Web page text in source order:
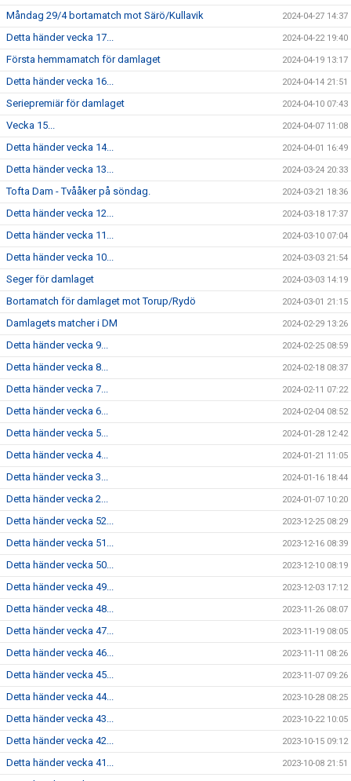
Måndag 29/4 bortamatch mot Särö/Kullavik 2024-04-27 14:37
Detta händer vecka 17... 2024-04-22 19:40
Första hemmamatch för damlaget 2024-04-19 13:17
Detta händer vecka 16... 2024-04-14 21:51
Seriepremiär för damlaget 2024-04-10 07:43
Vecka 15... 2024-04-07 11:08
Detta händer vecka 14... 2024-04-01 16:49
Detta händer vecka 13... 2024-03-24 20:33
Tofta Dam - Tvååker på söndag. 2024-03-21 18:36
Detta händer vecka 12... 2024-03-18 17:37
Detta händer vecka 11... 2024-03-10 07:04
Detta händer vecka 10... 2024-03-03 21:54
Seger för damlaget 2024-03-03 14:19
Bortamatch för damlaget mot Torup/Rydö 2024-03-01 21:15
Damlagets matcher i DM 2024-02-29 13:26
Detta händer vecka 9... 2024-02-25 08:59
Detta händer vecka 8... 2024-02-18 08:37
Detta händer vecka 7... 2024-02-11 07:22
Detta händer vecka 6... 2024-02-04 08:52
Detta händer vecka 5... 2024-01-28 12:42
Detta händer vecka 4... 2024-01-21 11:05
Detta händer vecka 3... 2024-01-16 18:44
Detta händer vecka 2... 2024-01-07 10:20
Detta händer vecka 52... 2023-12-25 08:29
Detta händer vecka 51... 2023-12-16 08:39
Detta händer vecka 50... 2023-12-10 08:19
Detta händer vecka 49... 2023-12-03 17:12
Detta händer vecka 48... 2023-11-26 08:07
Detta händer vecka 47... 2023-11-19 08:05
Detta händer vecka 46... 2023-11-11 08:26
Detta händer vecka 45... 2023-11-07 09:26
Detta händer vecka 44... 2023-10-28 08:25
Detta händer vecka 43... 2023-10-22 10:05
Detta händer vecka 42... 2023-10-15 09:12
Detta händer vecka 41... 2023-10-08 21:51